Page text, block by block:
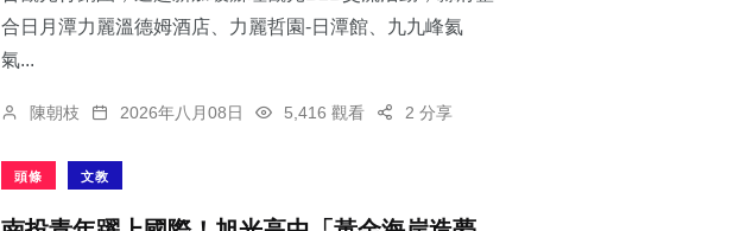
合日月潭力麗溫德姆酒店、力麗哲園-日潭館、九九峰氦
氣...
陳朝枝 2026年八月08日 5,416 觀看 2 分享
頭條 文教